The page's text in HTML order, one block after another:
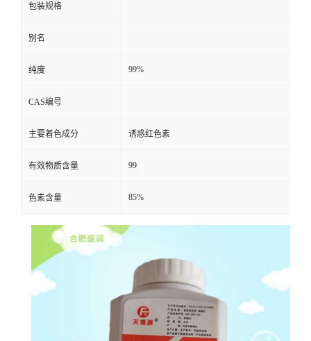
包装规格
别名
纯度 99%
CAS编号
主要着色成分 诱惑红色素
有效物质含量 99
色素含量 85%